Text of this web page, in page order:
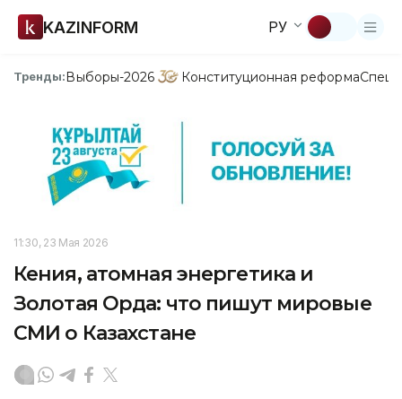
KAZINFORM РУ
Тренды:Выборы-2026 Конституционная реформа
11:30, 23 Мая 2026
Кения, атомная энергетика и
Золотая Орда: что пишут мировые
СМИ о Казахстане